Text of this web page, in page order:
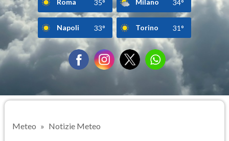
35° 34°
Napoli 33° Torino 31°
Meteo Notizie Meteo